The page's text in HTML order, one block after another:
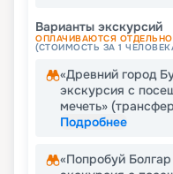
Варианты экскурсий
ОПЛАЧИВАЮТСЯ ОТДЕЛЬНО
(СТОИМОСТЬ ЗА 1
«Древний город
экскурсия с
мечеть»
Подробнее
«Попробуй